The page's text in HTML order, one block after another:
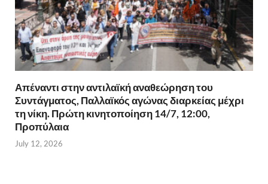
Απέναντι στην αντιλαϊκή αναθεώρηση του
Συντάγματος, Παλλαϊκός αγώνας διαρκείας μέχρι
τη νίκη. Πρώτη κινητοποίηση 14/7, 12:00,
Προπύλαια
July 12, 2026